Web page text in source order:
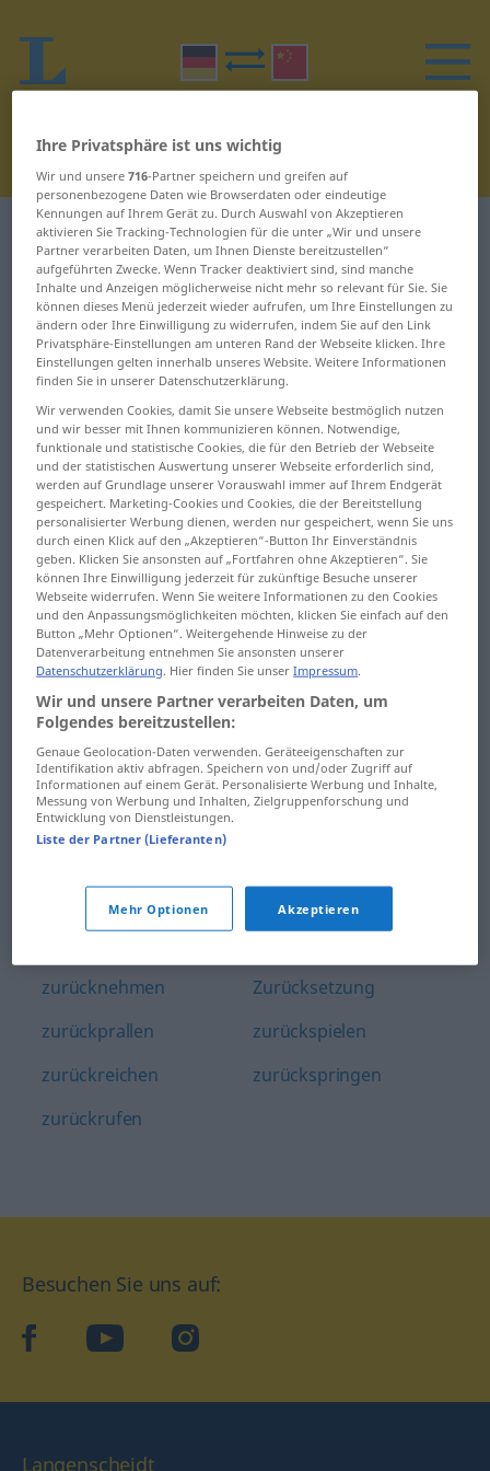
Deutsch-Chinesisch Wörterbuch Z 22
Wörter auf Deutsch, die mit Z
beginnen – Zurückhaltung ...
zurückspringen
Zurückhaltung
zurückholen
zurückkaufen
zurückkehren
zurückkönnen
zurückkommen
zurücklassen
zurücklaufen
zurücklegen
zurücklehnen
zurückmelden
zurücknehmen
zurückprallen
zurückreichen
zurückrufen
zurückschalten
zurückschauen
zurückschicken
zurückschieben
zurückschlagen
zurückschneiden
zurückschnellen
zurückschrecken
zurückschreiben
zurücksenden
Zurücksetzung
zurückspielen
zurückspringen
Besuchen Sie uns auf:
facebookYouTube Instagram
Langenscheidt
Ihre Privatsphäre ist uns wichtig
Wir und unsere716-Partner speichern und greifen auf
personenbezogene Daten wie Browserdaten oder eindeutige
Kennungen auf Ihrem Gerät zu. Durch Auswahl von Akzeptieren
aktivieren Sie Tracking-Technologien für die unter „Wir und unsere
Partner verarbeiten Daten, um Ihnen Dienste bereitzustellen“
aufgeführten Zwecke. Wenn Tracker deaktiviert sind, sind manche
Inhalte und Anzeigen möglicherweise nicht mehr so relevant für Sie. Sie
können dieses Menü jederzeit wieder aufrufen, um Ihre Einstellungen zu
ändern oder Ihre Einwilligung zu widerrufen, indem Sie auf den Link
Privatsphäre-Einstellungen am unteren Rand der Webseite klicken. Ihre
Einstellungen gelten innerhalb unseres Website. Weitere Informationen
finden Sie in unserer Datenschutzerklärung.
Wir verwenden Cookies, damit Sie unsere Webseite bestmöglich nutzen
und wir besser mit Ihnen kommunizieren können. Notwendige,
funktionale und statistische Cookies, die für den Betrieb der Webseite
und der statistischen Auswertung unserer Webseite erforderlich sind,
werden auf Grundlage unserer Vorauswahl immer auf Ihrem Endgerät
gespeichert. Marketing-Cookies und Cookies, die der Bereitstellung
personalisierter Werbung dienen, werden nur gespeichert, wenn Sie uns
durch einen Klick auf den „Akzeptieren“-Button Ihr Einverständnis
geben. Klicken Sie ansonsten auf „Fortfahren ohne Akzeptieren“. Sie
können Ihre Einwilligung jederzeit für zukünftige Besuche unserer
Webseite widerrufen. Wenn Sie weitere Informationen zu den Cookies
und den Anpassungsmöglichkeiten möchten, klicken Sie einfach auf den
Button „Mehr Optionen“. Weitergehende Hinweise zu der
Datenverarbeitung entnehmen Sie ansonsten unserer
Datenschutzerklärung. Hier finden Sie unserImpressum.
Wir und unsere Partner verarbeiten Daten, um
Folgendes bereitzustellen:
Genaue Geolocation-Daten verwenden. Geräteeigenschaften zur
Identifikation aktiv abfragen. Speichern von und/oder Zugriff auf
Informationen auf einem Gerät. Personalisierte Werbung und Inhalte,
Messung von Werbung und Inhalten, Zielgruppenforschung und
Entwicklung von Dienstleistungen.
Liste der Partner (Lieferanten)
Mehr Optionen Akzeptieren